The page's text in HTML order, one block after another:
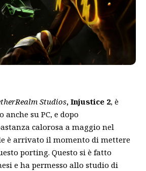
Studios, Injustice 2, è
su PC, e dopo
calorosa a maggio nel
è arrivato il momento di mettere
porting. Questo si è fatto
e ha permesso allo studio di